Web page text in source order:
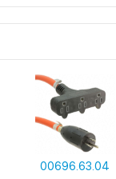
00696.63.04